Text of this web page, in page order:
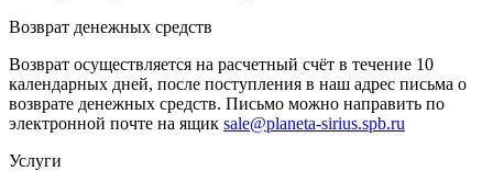
Возврат денежных средств
Возврат осуществляется на расчетный счёт в течение 10
календарных дней, после поступления в наш адрес письма о
возврате денежных средств. Письмо можно направить по
электронной почте на ящик sale@planeta-sirius.spb.ru
Услуги